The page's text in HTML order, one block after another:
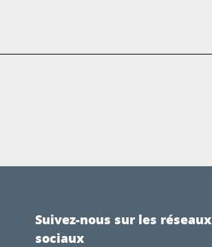
Suivez-nous sur les réseaux
sociaux